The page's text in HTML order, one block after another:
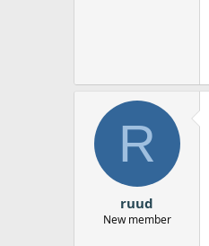
R
ruud
New member